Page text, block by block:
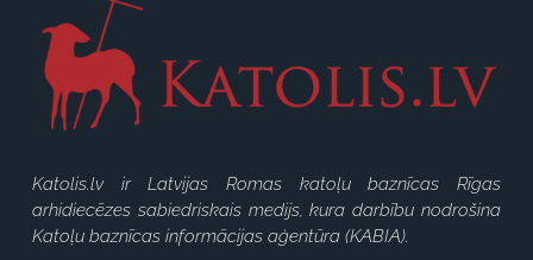
Katolis.lv ir Latvijas Romas katoļu baznīcas Rīgas
arhidiecēzes sabiedriskais medijs, kura darbību nodrošina
Katoļu baznīcas informācijas aģentūra (KABIA).